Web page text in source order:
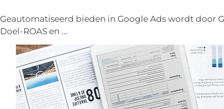
Geautomatiseerd bieden in Google Ads wordt door
Doel-ROAS en ...